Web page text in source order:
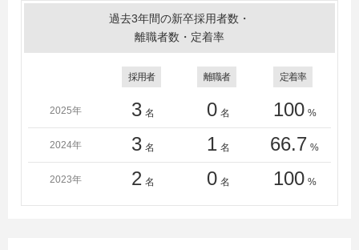
過去3年間の新卒採用者数・
離職者数・定着率
採用者 離職者 定着率
2025年 3 名 0 名 100 %
2024年 3 名 1 名 66.7 %
2023年 2 名 0 名 100 %